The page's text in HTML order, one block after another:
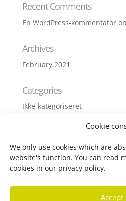
Cookie
We only use cookies which are
website's function. You can read
cookies in our privacy policy.
Accept
Recent Comments
En WordPress-kommentatoron
Archives
February 2021
Categories
Ikke-kategoriseret
Log in
Entries feed